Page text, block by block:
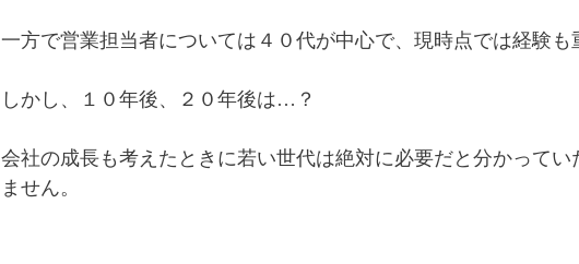
一方で営業担当者については４０代が中心で、現時点では経験
しかし、１０年後、２０年後は…？
会社の成長も考えたときに若い世代は絶対に必要だと分かって
ません。